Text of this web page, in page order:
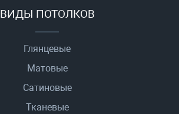
ВИДЫ ПОТОЛКОВ
Глянцевые
Матовые
Сатиновые
Тканевые